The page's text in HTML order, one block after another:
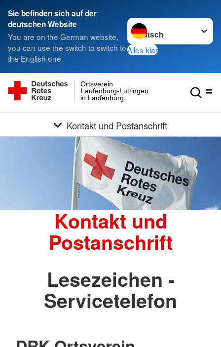
Sie befinden sich auf der
deutschen Website
You are on the German website,
you can use the switch to switch to
the English one
Sprache wechseln zu
Alles klar
in Laufenburg
Laufenburg-Luttingen
Ortsverein
Kontakt und Postanschrift
Kontakt und
Postanschrift
Lesezeichen -
Servicetelefon